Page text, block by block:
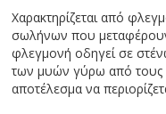
Χαρακτηρίζεται από
σωλήνων που
φλεγμονή οδηγεί σε
των μυών γύρω από τους
αποτέλεσμα να